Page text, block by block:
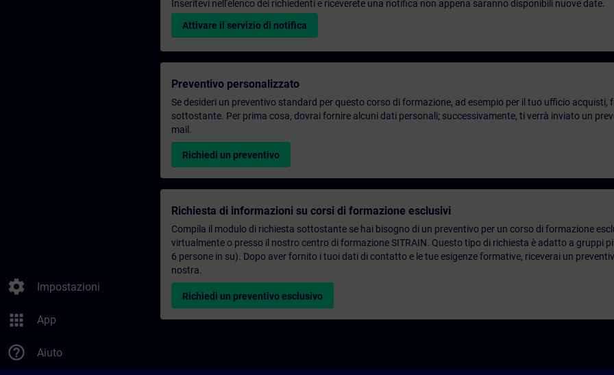
settings Impostazioni
apps App
help_outline Aiuto
Inseritevi nell'elenco dei richiedenti e riceverete una notifica non appena saranno disponibili nuove date.
Attivare il servizio di notifica
Preventivo personalizzato
Se desideri un preventivo standard per questo corso di formazione, ad esempio per il tuo ufficio acquisti,
sottostante. Per prima cosa, dovrai fornire alcuni dati personali; successivamente, ti verrà inviato un
mail.
Richiedi un preventivo
Richiesta di informazioni su corsi di formazione esclusivi
Compila il modulo di richiesta sottostante se hai bisogno di un preventivo per un corso di formazione
virtualmente o presso il nostro centro di formazione SITRAIN. Questo tipo di richiesta è adatto a gruppi
6 persone in su). Dopo aver fornito i tuoi dati di contatto e le tue esigenze formative, riceverai un
nostra.
Richiedi un preventivo esclusivo